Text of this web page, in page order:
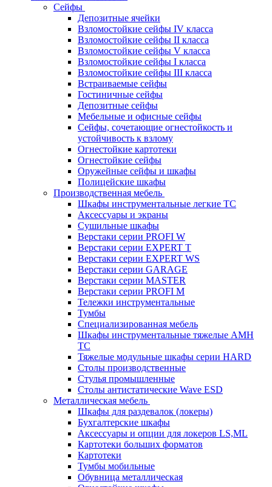
Сейфы
Депозитные ячейки
Взломостойкие сейфы IV класса
Взломостойкие сейфы II класса
Взломостойкие сейфы V класса
Взломостойкие сейфы I класса
Взломостойкие сейфы III класса
Встраиваемые сейфы
Гостиничные сейфы
Депозитные сейфы
Мебельные и офисные сейфы
Сейфы, сочетающие огнестойкость и
устойчивость к взлому
Огнестойкие картотеки
Огнестойкие сейфы
Оружейные сейфы и шкафы
Полицейские шкафы
Производственная мебель
Шкафы инструментальные легкие ТС
Аксессуары и экраны
Cушильные шкафы
Верстаки серии PROFI W
Верстаки серии EXPERT T
Верстаки серии EXPERT WS
Верстаки серии GARAGE
Верстаки серии MASTER
Верстаки серии PROFI M
Тележки инструментальные
Тумбы
Cпециализированная мебель
Шкафы инструментальные тяжелые AMH
TC
Тяжелые модульные шкафы серии HARD
Столы производственные
Стулья промышленные
Столы антистатические Wave ESD
Металлическая мебель
Шкафы для раздевалок (локеры)
Бухгалтерские шкафы
Аксессуары и опции для локеров LS,ML
Картотеки больших форматов
Картотеки
Тумбы мобильные
Обувница металлическая